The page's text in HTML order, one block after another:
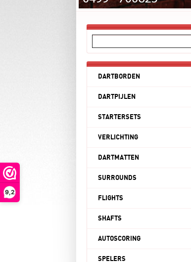
9,2
DARTBORDEN
DARTPIJLEN
STARTERSETS
VERLICHTING
DARTMATTEN
SURROUNDS
FLIGHTS
SHAFTS
AUTOSCORING
SPELERS